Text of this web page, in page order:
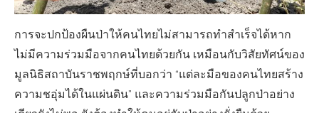
การจะปกป้องผืนป่าให้คนไทยไม่สามารถทำสำเร็จได้หาก
ไม่มีความร่วมมือจากคนไทยด้วยกัน เหมือนกับวิสัยทัศน์ของ
มูลนิธิสถาบันราชพฤกษ์ที่บอกว่า “แต่ละมือของคนไทยสร้าง
ความชอุ่มได้ในแผ่นดิน” และความร่วมมือกันปลูกป่าอย่าง